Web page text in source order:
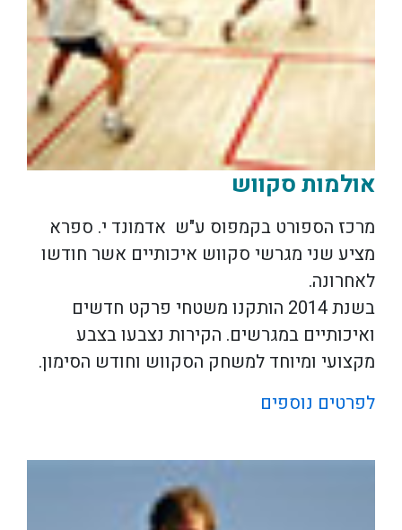
אולמות סקווש
מרכז הספורט בקמפוס ע"ש אדמונד י. ספרא
מציע שני מגרשי סקווש איכותיים אשר חודשו
לאחרונה.
בשנת 2014 הותקנו משטחי פרקט חדשים
ואיכותיים במגרשים. הקירות נצבעו בצבע
מקצועי ומיוחד למשחק הסקווש וחודש הסימון.
לפרטים נוספים